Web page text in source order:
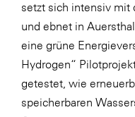
setzt sich intensiv mit
und ebnet in
eine grüne
Hydrogen“
getestet, wie
speicherbaren